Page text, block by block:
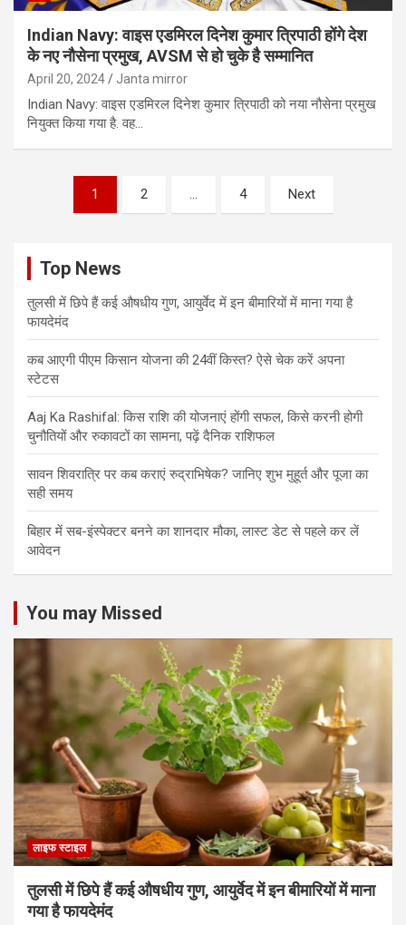
Indian Navy: वाइस एडमिरल दिनेश कुमार त्रिपाठी होंगे देश
के नए नौसेना प्रमुख, AVSM से हो चुके है सम्‍मानित
April 20, 2024 Janta mirror
Indian Navy: वाइस एडमिरल दिनेश कुमार त्रिपाठी को नया नौसेना प्रमुख
नियुक्‍त किया गया है. वह…
pagination
1 2 … 4 Next
Top News
तुलसी में छिपे हैं कई औषधीय गुण, आयुर्वेद में इन बीमारियों में माना गया है
फायदेमंद
कब आएगी पीएम किसान योजना की 24वीं किस्त? ऐसे चेक करें अपना
स्टेटस
Aaj Ka Rashifal: किस राशि की योजनाएं होंगी सफल, किसे करनी होगी
चुनौतियों और रुकावटों का सामना, पढ़ें दैनिक राशिफल
सावन शिवरात्रि पर कब कराएं रुद्राभिषेक? जानिए शुभ मुहूर्त और पूजा का
सही समय
बिहार में सब-इंस्पेक्टर बनने का शानदार मौका, लास्ट डेट से पहले कर लें
आवेदन
You may Missed
लाइफ स्टाइल
तुलसी में छिपे हैं कई औषधीय गुण, आयुर्वेद में इन बीमारियों में माना
गया है फायदेमंद